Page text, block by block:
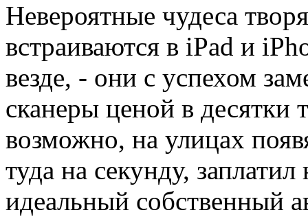
Невероятные чудеса
встраиваются в iPad и
везде, - они с успехом
сканеры ценой в десятки
возможно, на улицах
туда на секунду,
идеальный собственный